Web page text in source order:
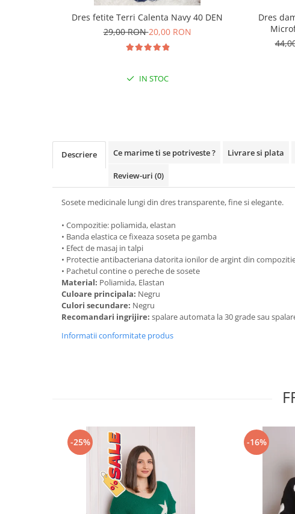
Dres fetite Terri Calenta Navy 40 DEN
29,00 RON20,00 RON
IN STOC
Dres
Descriere Ce marime ti se potriveste ? Livrare si plata
Review-uri (0)
Sosete medicinale lungi din dres transparente, fine si elegante.
• Compozitie: poliamida, elastan
• Banda elastica ce fixeaza soseta pe gamba
• Efect de masaj in talpi
• Protectie antibacteriana datorita ionilor de argint din
• Pachetul contine o pereche de sosete
Material: Poliamida, Elastan
Culoare principala: Negru
Culori secundare: Negru
Recomandari ingrijire: spalare automata la 30 grade sau
Informatii conformitate produs
-25% -16%